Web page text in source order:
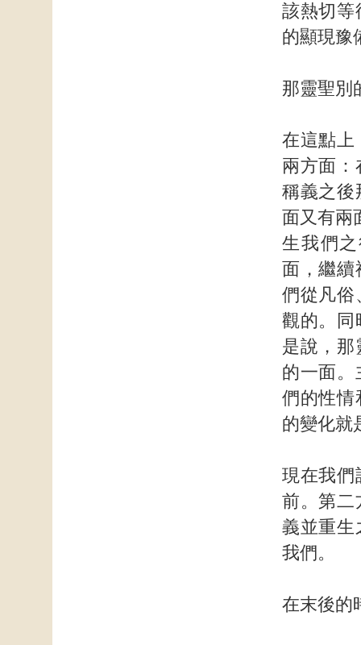
該熱切等
的顯現豫
那靈聖別
在這點上
兩方面：
稱義之後
面又有兩
生我們
面，繼續
們從凡俗
觀的。同
是說，那
的一面。
們的性情
的變化就
現在我們
前。第二
義並重生
我們。
在末後的